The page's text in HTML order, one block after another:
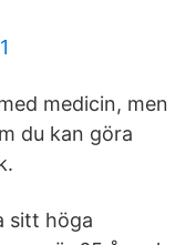
medicin, men
du kan göra
sitt höga